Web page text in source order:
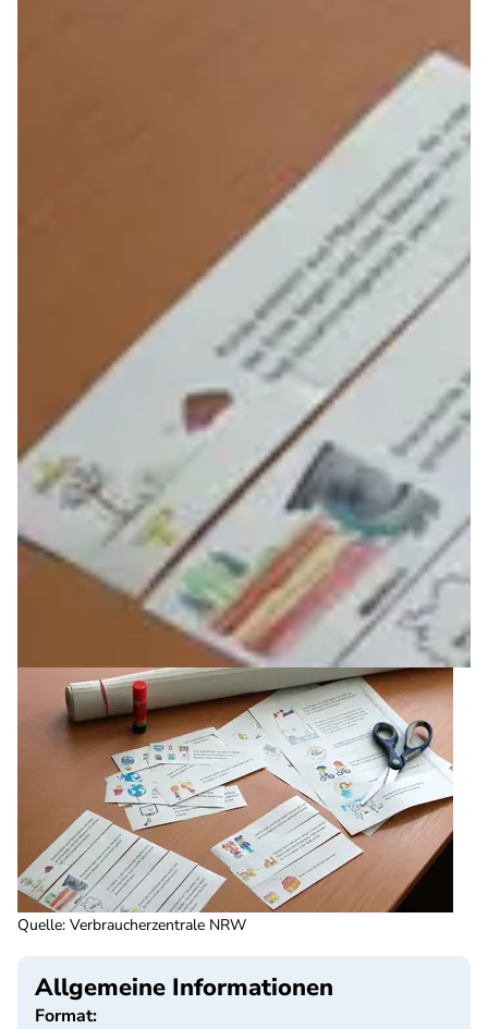
Quelle: Verbraucherzentrale NRW
Allgemeine Informationen
Format: